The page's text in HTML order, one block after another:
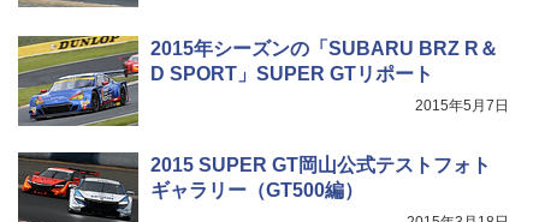
2015年シーズンの「SUBARU BRZ R＆
D SPORT」SUPER GTリポート
2015年5月7日
2015 SUPER GT岡山公式テストフォト
ギャラリー（GT500編）